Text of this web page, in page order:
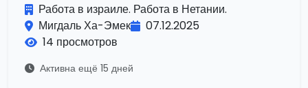
Работа в израиле. Работа в Нетании.
Мигдаль Ха-Эмек
07.12.2025
14 просмотров
Активна ещё 15 дней